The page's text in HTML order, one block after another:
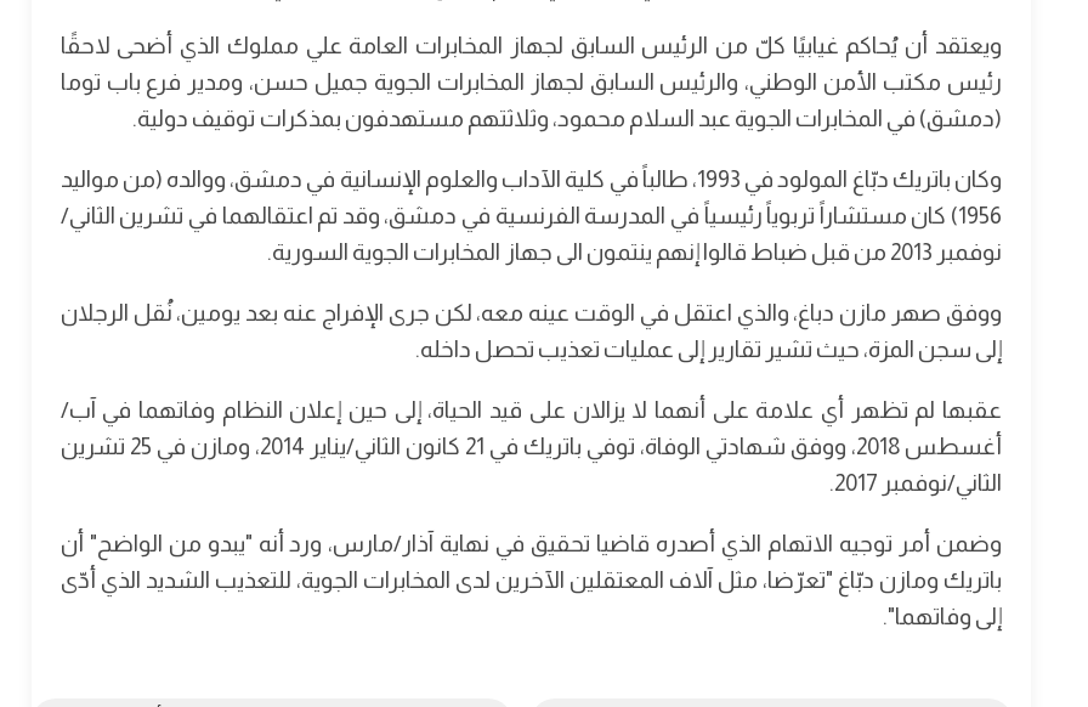
ويعتقد أن يُحاكم غيابيًا كلّ من الرئيس السابق لجهاز المخابرات العامة علي مملوك الذي أضحى لاحقًا
رئيس مكتب الأمن الوطني، والرئيس السابق لجهاز المخابرات الجوية جميل حسن، ومدير فرع باب توما
(دمشق) في المخابرات الجوية عبد السلام محمود، وثلاثتهم مستهدفون بمذكرات توقيف دولية.
وكان باتريك دبّاغ المولود في 1993، طالباً في كلية الآداب والعلوم الإنسانية في دمشق، ووالده (من مواليد
1956) كان مستشاراً تربوياً رئيسياً في المدرسة الفرنسية في دمشق، وقد تم اعتقالهما في تشرين الثاني/
نوفمبر 2013 من قبل ضباط قالوا إنهم ينتمون الى جهاز المخابرات الجوية السورية.
ووفق صهر مازن دباغ، والذي اعتقل في الوقت عينه معه، لكن جرى الإفراج عنه بعد يومين، نُقل الرجلان
إلى سجن المزة، حيث تشير تقارير إلى عمليات تعذيب تحصل داخله.
عقبها لم تظهر أي علامة على أنهما لا يزالان على قيد الحياة، إلى حين إعلان النظام وفاتهما في آب/
أغسطس 2018، ووفق شهادتي الوفاة، توفي باتريك في 21 كانون الثاني/يناير 2014، ومازن في 25 تشرين
الثاني/نوفمبر 2017.
وضمن أمر توجيه الاتهام الذي أصدره قاضيا تحقيق في نهاية آذار/مارس، ورد أنه "يبدو من الواضح" أن
باتريك ومازن دبّاغ "تعرّضا، مثل آلاف المعتقلين الآخرين لدى المخابرات الجوية، للتعذيب الشديد الذي أدّى
إلى وفاتهما".